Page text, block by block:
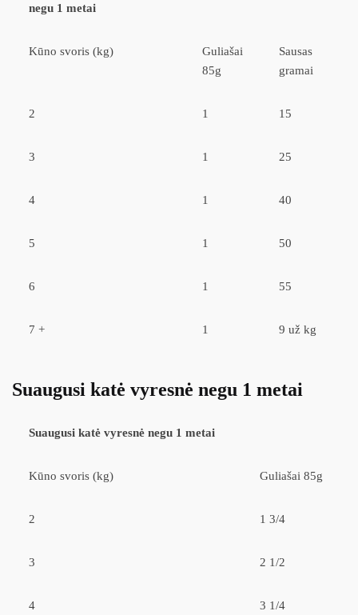
negu 1 metai
Kūno svoris (kg)
Guliašai
85g
Sausas
gramai
2 1 15
3 1 25
4 1 40
5 1 50
6 1 55
7 + 1 9 už kg
Suaugusi katė vyresnė negu 1 metai
Suaugusi katė vyresnė negu 1 metai
Kūno svoris (kg) Guliašai 85g
2 1 3/4
3 2 1/2
4 3 1/4